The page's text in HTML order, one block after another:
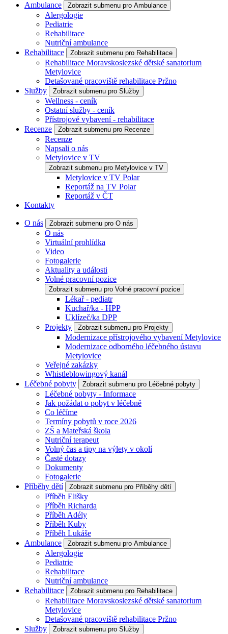
Ambulance
Zobrazit submenu pro Ambulance
Alergologie
Pediatrie
Rehabilitace
Nutriční ambulance
Rehabilitace
Zobrazit submenu pro Rehabilitace
Rehabilitace Moravskoslezské dětské sanatorium
Metylovice
Detašované pracoviště rehabilitace Pržno
Služby
Zobrazit submenu pro Služby
Wellness - ceník
Ostatní služby - ceník
Přístrojové vybavení - rehabilitace
Recenze
Zobrazit submenu pro Recenze
Recenze
Napsali o nás
Metylovice v TV
Zobrazit submenu pro Metylovice v TV
Metylovice v TV Polar
Reportáž na TV Polar
Reportáž v ČT
Kontakty
O nás Zobrazit submenu pro O nás
O nás
Virtuální prohlídka
Video
Fotogalerie
Aktuality a události
Volné pracovní pozice
Zobrazit submenu pro Volné pracovní pozice
Lékař - pediatr
Kuchař/ka - HPP
Uklízeč/ka DPP
Projekty
Zobrazit submenu pro Projekty
Modernizace přístrojového vybavení Metylovice
Modernizace odborného léčebného ústavu
Metylovice
Veřejné zakázky
Whistleblowingový kanál
Léčebné pobyty
Zobrazit submenu pro Léčebné pobyty
Léčebné pobyty - Informace
Jak požádat o pobyt v léčebně
Co léčíme
Termíny pobytů v roce 2026
ZŠ a Mateřská škola
Nutriční terapeut
Volný čas a tipy na výlety v okolí
Časté dotazy
Dokumenty
Fotogalerie
Příběhy dětí
Zobrazit submenu pro Příběhy dětí
Příběh Elišky
Příběh Richarda
Příběh Adély
Příběh Kuby
Příběh Lukáše
Ambulance
Zobrazit submenu pro Ambulance
Alergologie
Pediatrie
Rehabilitace
Nutriční ambulance
Rehabilitace
Zobrazit submenu pro Rehabilitace
Rehabilitace Moravskoslezské dětské sanatorium
Metylovice
Detašované pracoviště rehabilitace Pržno
Služby
Zobrazit submenu pro Služby